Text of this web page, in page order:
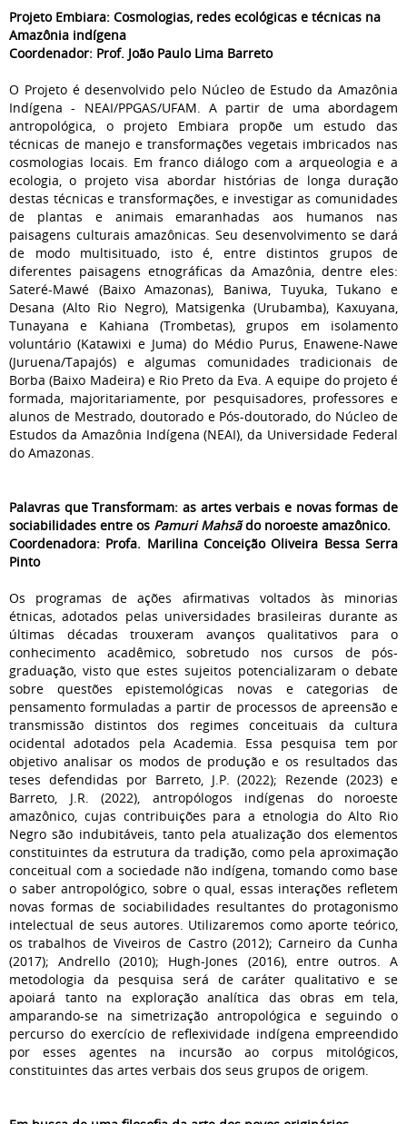
Projeto Embiara: Cosmologias, redes ecológicas e técnicas na
Amazônia indígena
Coordenador: Prof. João Paulo Lima Barreto
O Projeto é desenvolvido pelo Núcleo de Estudo da Amazônia
Indígena - NEAI/PPGAS/UFAM. A partir de uma abordagem
antropológica, o projeto Embiara propõe um estudo das
técnicas de manejo e transformações vegetais imbricados nas
cosmologias locais. Em franco diálogo com a arqueologia e a
ecologia, o projeto visa abordar histórias de longa duração
destas técnicas e transformações, e investigar as comunidades
de plantas e animais emaranhadas aos humanos nas
paisagens culturais amazônicas. Seu desenvolvimento se dará
de modo multisituado, isto é, entre distintos grupos de
diferentes paisagens etnográficas da Amazônia, dentre eles:
Sateré-Mawé (Baixo Amazonas), Baniwa, Tuyuka, Tukano e
Desana (Alto Rio Negro), Matsigenka (Urubamba), Kaxuyana,
Tunayana e Kahiana (Trombetas), grupos em isolamento
voluntário (Katawixi e Juma) do Médio Purus, Enawene-Nawe
(Juruena/Tapajós) e algumas comunidades tradicionais de
Borba (Baixo Madeira) e Rio Preto da Eva. A equipe do projeto é
formada, majoritariamente, por pesquisadores, professores e
alunos de Mestrado, doutorado e Pós-doutorado, do Núcleo de
Estudos da Amazônia Indígena (NEAI), da Universidade Federal
do Amazonas.
Palavras que Transformam: as artes verbais e novas formas de
sociabilidades entre os Pamuri Mahsãdo noroeste amazônico.
Coordenadora: Profa. Marilina Conceição Oliveira Bessa Serra
Pinto
Os programas de ações afirmativas voltados às minorias
étnicas, adotados pelas universidades brasileiras durante as
últimas décadas trouxeram avanços qualitativos para o
conhecimento acadêmico, sobretudo nos cursos de pós-
graduação, visto que estes sujeitos potencializaram o debate
sobre questões epistemológicas novas e categorias de
pensamento formuladas a partir de processos de apreensão e
transmissão distintos dos regimes conceituais da cultura
ocidental adotados pela Academia. Essa pesquisa tem por
objetivo analisar os modos de produção e os resultados das
teses defendidas por Barreto, J.P. (2022); Rezende (2023) e
Barreto, J.R. (2022), antropólogos indígenas do noroeste
amazônico, cujas contribuições para a etnologia do Alto Rio
Negro são indubitáveis, tanto pela atualização dos elementos
constituintes da estrutura da tradição, como pela aproximação
conceitual com a sociedade não indígena, tomando como base
o saber antropológico, sobre o qual, essas interações refletem
novas formas de sociabilidades resultantes do protagonismo
intelectual de seus autores. Utilizaremos como aporte teórico,
os trabalhos de Viveiros de Castro (2012); Carneiro da Cunha
(2017); Andrello (2010); Hugh-Jones (2016), entre outros. A
metodologia da pesquisa será de caráter qualitativo e se
apoiará tanto na exploração analítica das obras em tela,
amparando-se na simetrização antropológica e seguindo o
percurso do exercício de reflexividade indígena empreendido
por esses agentes na incursão ao corpus mitológicos,
constituintes das artes verbais dos seus grupos de origem.